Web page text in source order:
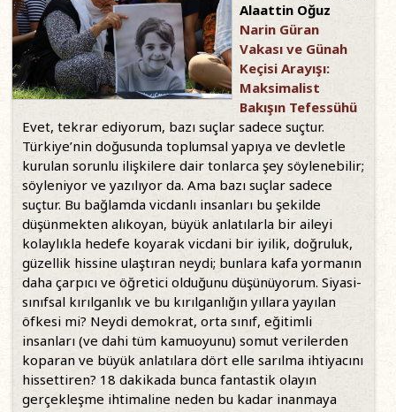
Alaattin Oğuz
Narin Güran
Vakası ve Günah
Keçisi Arayışı:
Maksimalist
Bakışın Tefessühü
Evet, tekrar ediyorum, bazı suçlar sadece suçtur.
Türkiye’nin doğusunda toplumsal yapıya ve devletle
kurulan sorunlu ilişkilere dair tonlarca şey söylenebilir;
söyleniyor ve yazılıyor da. Ama bazı suçlar sadece
suçtur. Bu bağlamda vicdanlı insanları bu şekilde
düşünmekten alıkoyan, büyük anlatılarla bir aileyi
kolaylıkla hedefe koyarak vicdani bir iyilik, doğruluk,
güzellik hissine ulaştıran neydi; bunlara kafa yormanın
daha çarpıcı ve öğretici olduğunu düşünüyorum. Siyasi-
sınıfsal kırılganlık ve bu kırılganlığın yıllara yayılan
öfkesi mi? Neydi demokrat, orta sınıf, eğitimli
insanları (ve dahi tüm kamuoyunu) somut verilerden
koparan ve büyük anlatılara dört elle sarılma ihtiyacını
hissettiren? 18 dakikada bunca fantastik olayın
gerçekleşme ihtimaline neden bu kadar inanmaya